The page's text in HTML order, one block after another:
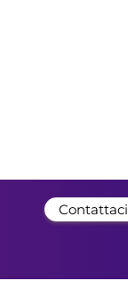
Contattaci